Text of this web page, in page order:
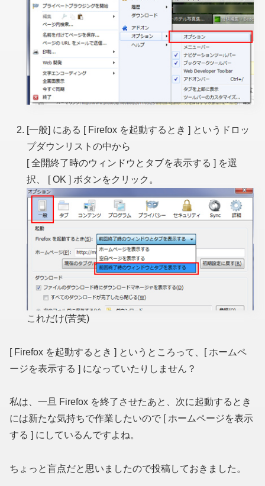
[一般] にある [ Firefox を起動するとき ] というドロッ
プダウンリストの中から
[ 全開終了時のウィンドウとタブを表示する ] を選
択、 [ OK ] ボタンをクリック。
これだけ(苦笑)
[ Firefox を起動するとき ] というところって、[ ホームペ
ージを表示する ] になっていたりしません？
私は、一旦 Firefox を終了させたあと、次に起動するとき
には新たな気持ちで作業したいので [ ホームページを表示
する ] にしているんですよね。
ちょっと盲点だと思いましたので投稿しておきました。